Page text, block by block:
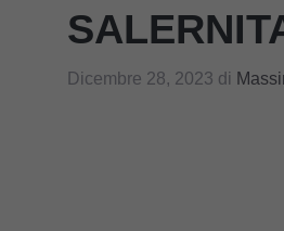
Dicembre 28, 2023 di